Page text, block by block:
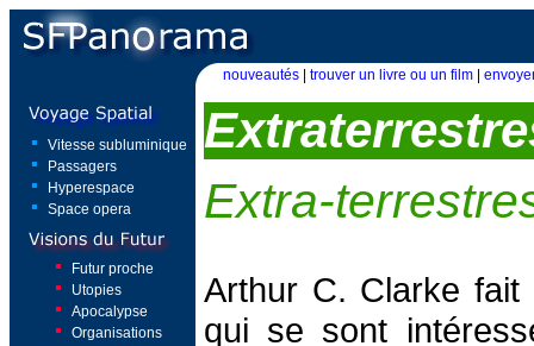
nouveautés trouver un livre ou un film
Vitesse subluminique
Passagers
Hyperespace
Space opera
Futur proche
Utopies
Apocalypse
Organisations
Extra-
Arthur C. Clarke
qui se sont